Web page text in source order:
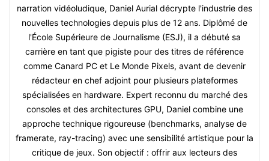
narration vidéoludique, Daniel Aurial décrypte l'industrie des
nouvelles technologies depuis plus de 12 ans. Diplômé de
l'École Supérieure de Journalisme (ESJ), il a débuté sa
carrière en tant que pigiste pour des titres de référence
comme Canard PC et Le Monde Pixels, avant de devenir
rédacteur en chef adjoint pour plusieurs plateformes
spécialisées en hardware. Expert reconnu du marché des
consoles et des architectures GPU, Daniel combine une
approche technique rigoureuse (benchmarks, analyse de
framerate, ray-tracing) avec une sensibilité artistique pour la
critique de jeux. Son objectif : offrir aux lecteurs des